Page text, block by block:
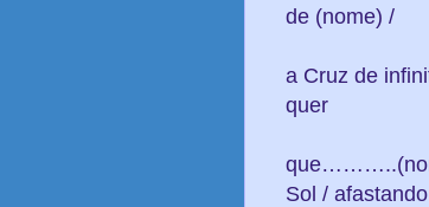
de (nome) /
a Cruz de
quer
Sol /